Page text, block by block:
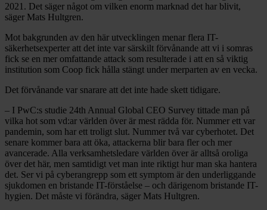
2021. Det säger något om vilken enorm marknad det har blivit,
säger Mats Hultgren.
Mot bakgrunden av den här utvecklingen menar flera IT-
säkerhetsexperter att det inte var särskilt förvånande att vi i somras
fick se en mer omfattande attack som resulterade i att en så viktig
institution som Coop fick hålla stängt under merparten av en vecka.
Det förvånande var snarare att det inte hade skett tidigare.
– I PwC:s studie 24th Annual Global CEO Survey tittade man på
vilka hot som vd:ar världen över är mest rädda för. Nummer ett var
pandemin, som har ett troligt slut. Nummer två var cyberhotet. Det
senare kommer bara att öka, attackerna blir bara fler och mer
avancerade. Alla verksamhetsledare världen över är alltså oroliga
över det här, men samtidigt vet man inte riktigt hur man ska hantera
det. Ser vi på cyberangrepp som ett symptom är den underliggande
sjukdomen en bristande IT-förståelse – och därigenom bristande IT-
hygien. Det måste vi förändra, säger Mats Hultgren.